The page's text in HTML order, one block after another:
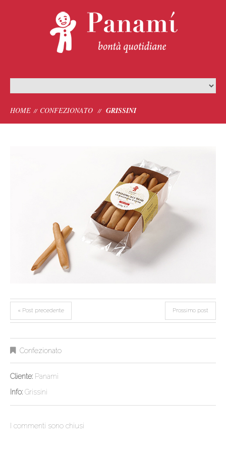
HOME CONFEZIONATO GRISSINI
« Post precedente Prossimo post
Confezionato
Cliente: Panamì
Info: Grissini
I commenti sono chiusi